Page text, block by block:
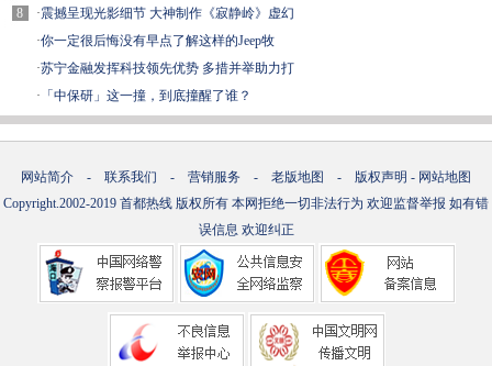
8
·震撼呈现光影细节 大神制作《寂静岭》虚幻
·你一定很后悔没有早点了解这样的Jeep牧
·苏宁金融发挥科技领先优势 多措并举助力打
· 「中保研」这一撞，到底撞醒了谁？
网站简介 - 联系我们 - 营销服务 - 老版地图 - 版权声明 - 网站地图
Copyright.2002-2019 首都热线 版权所有 本网拒绝一切非法行为 欢迎监督举报 如有错
误信息 欢迎纠正